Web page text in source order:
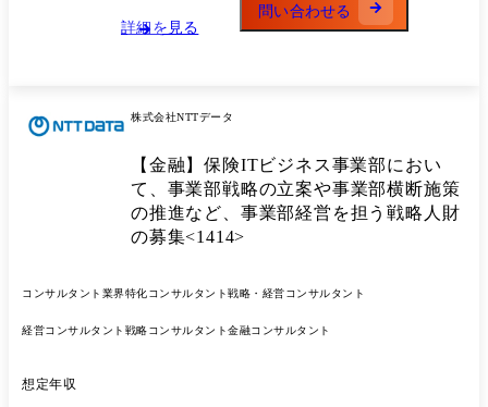
ーニーズとビジネスニーズの両観点を踏まえた思考/判断が可能な方 ・
ROI観点をもった思考/判断が可能な方
詳細を見る
問い合わせる
株式会社NTTデータ
【金融】保険ITビジネス事業部におい
て、事業部戦略の立案や事業部横断施策
の推進など、事業部経営を担う戦略人財
の募集<1414>
コンサルタント 業界特化コンサルタント戦略・経営コンサルタント
経営コンサルタント 戦略コンサルタント金融コンサルタント
想定年収